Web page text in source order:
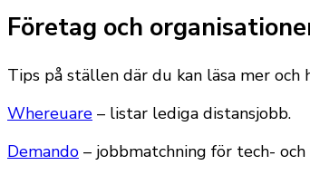
Företag och
Tips på ställen där du kan läsa mer
Whereuare – listar lediga distansjobb.
Demando – jobbmatchning för tech-